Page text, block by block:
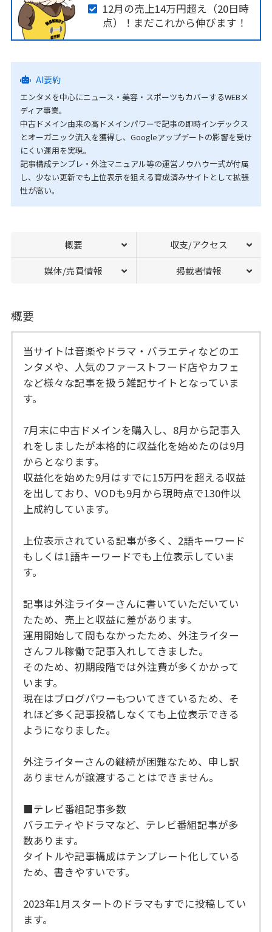
12月の売上14万円超え（20日時
点）！まだこれから伸びます！
AI要約
エンタメを中心にニュース・美容・スポーツもカバーするWEBメ
ディア事業。
中古ドメイン由来の高ドメインパワーで記事の即時インデックス
とオーガニック流入を獲得し、Googleアップデートの影響を受け
にくい運用を実現。
記事構成テンプレ・外注マニュアル等の運営ノウハウ一式が付属
し、少ない更新でも上位表示を狙える育成済みサイトとして拡張
性が高い。
概要 収支/アクセス
媒体/売買情報 掲載者情報
概要
当サイトは音楽やドラマ・バラエティなどのエ
ンタメや、人気のファーストフード店やカフェ
など様々な記事を扱う雑記サイトとなっていま
す。
7月末に中古ドメインを購入し、8月から記事入
れをしましたが本格的に収益化を始めたのは9月
からとなります。
収益化を始めた9月はすでに15万円を超える収益
を出しており、VODも9月から現時点で130件以
上成約しています。
上位表示されている記事が多く、2語キーワード
もしくは1語キーワードでも上位表示していま
す。
記事は外注ライターさんに書いていただいてい
たため、売上と収益に差があります。
運用開始して間もなかったため、外注ライター
さんフル稼働で記事入れしてきました。
そのため、初期段階では外注費が多くかかって
います。
現在はブログパワーもついてきているため、そ
れほど多く記事投稿しなくても上位表示できる
ようになりました。
外注ライターさんの継続が困難なため、申し訳
ありませんが譲渡することはできません。
■テレビ番組記事多数
バラエティやドラマなど、テレビ番組記事が多
数あります。
タイトルや記事構成はテンプレート化している
ため、書きやすいです。
2023年1月スタートのドラマもすでに投稿してい
ます。